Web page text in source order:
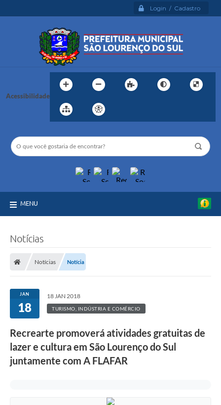
Login / Cadastro
Acessibilidade
MENU
Notícias
Notícias Notícia
JAN
18
18 JAN 2018
TURISMO, INDÚSTRIA E COMÉRCIO
Recrearte promoverá atividades gratuitas de
lazer e cultura em São Lourenço do Sul
juntamente com A FLAFAR